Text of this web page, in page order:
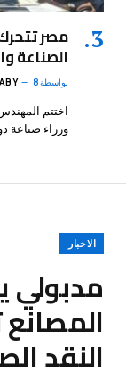
مصر
الصناعة
بواسطة8 أغسطس، 2026
اختتم
وزراء صناعة
الاخبار
مدبولي
النقد